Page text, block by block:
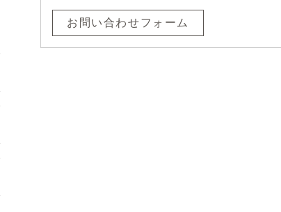
お問い合わせフォーム